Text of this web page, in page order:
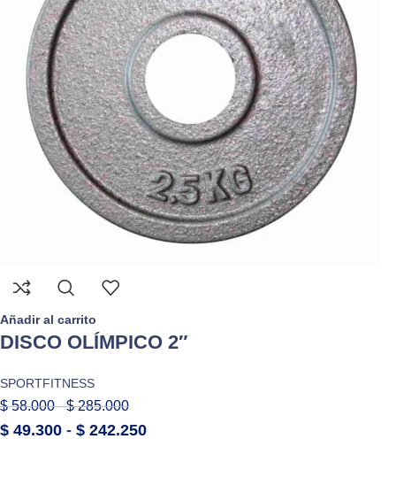
Añadir al carrito
DISCO OLÍMPICO 2″
SPORTFITNESS
$58.000 - $285.000
$ 49.300 - $ 242.250